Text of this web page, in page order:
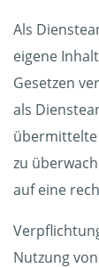
Als
eigene
Gesetzen
als
zu
auf eine
Nutzung